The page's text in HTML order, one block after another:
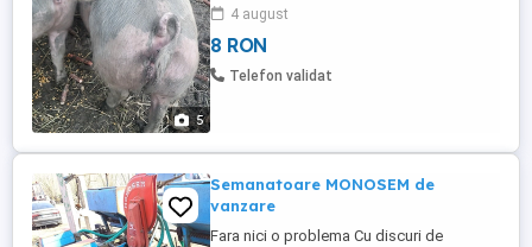
5
4 august
8 RON
Telefon validat
Semanatoare MONOSEM de
vanzare
Fara nici o problema Cu discuri de